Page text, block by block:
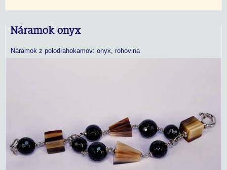
Náramok onyx
Náramok z polodrahokamov: onyx, rohovina